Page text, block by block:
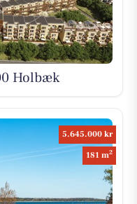
Holbæk
5.645.000 kr
181 m2